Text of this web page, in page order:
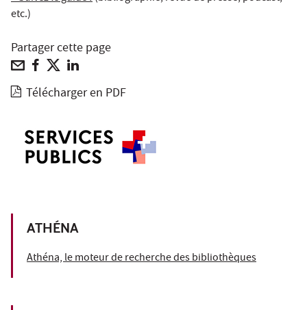
etc.)
Partager cette page
Télécharger en PDF
ATHÉNA
Athéna, le moteur de recherche des bibliothèques